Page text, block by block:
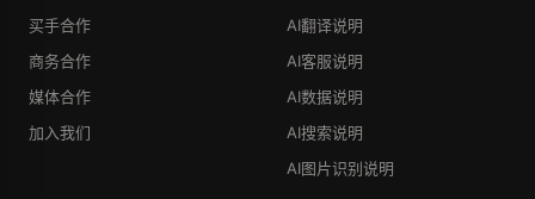
买手合作
商务合作
媒体合作
加入我们
AI翻译说明
AI客服说明
AI数据说明
AI搜索说明
AI图片识别说明